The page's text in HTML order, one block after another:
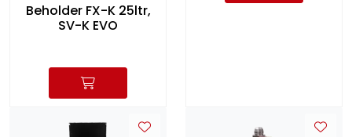
Beholder FX-K 25ltr,
SV-K EVO